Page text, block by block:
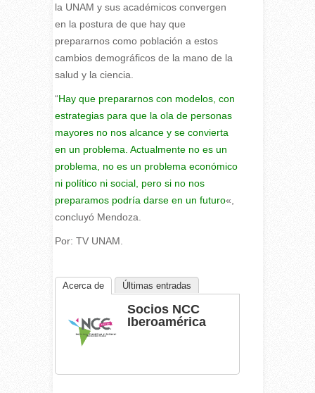
la UNAM y sus académicos convergen
en la postura de que hay que
prepararnos como población a estos
cambios demográficos de la mano de la
salud y la ciencia.
“Hay que prepararnos con modelos, con
estrategias para que la ola de personas
mayores no nos alcance y se convierta
en un problema. Actualmente no es un
problema, no es un problema económico
ni político ni social, pero si no nos
preparamos podría darse en un futuro«,
concluyó Mendoza.
Por: TV UNAM.
Acerca de Últimas entradas
Socios NCC
Iberoamérica